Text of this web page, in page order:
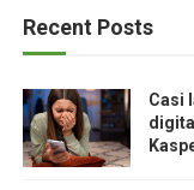
Recent Posts
Casi